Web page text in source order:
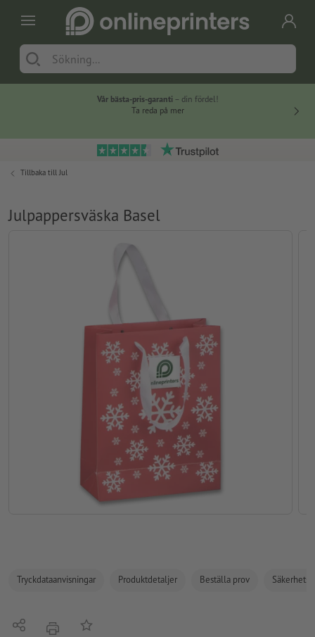
Vår bästa-pris-garanti – din fördel!
Ta reda på mer
Tillbaka till Jul
Julpappersväska Basel
Tryckdataanvisningar Produktdetaljer Beställa prov
Dela erbjudandePå anteckningslistan